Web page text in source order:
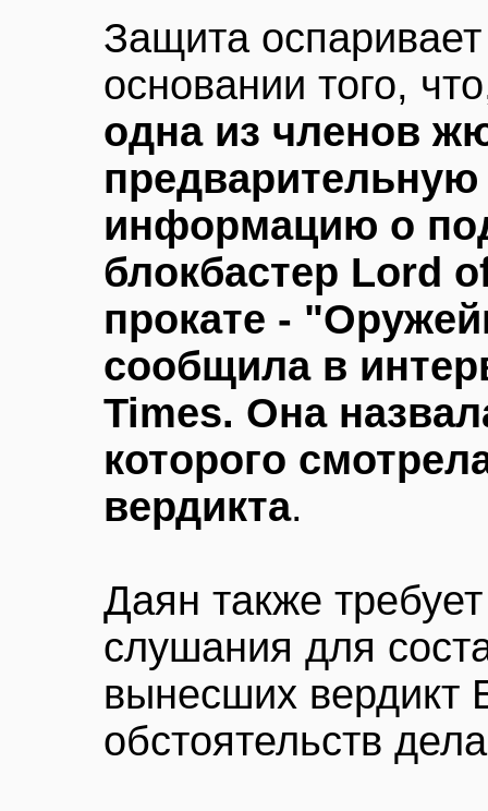
Защита
основании того,
одна из членов
информацию о
блокбастер Lord
прокате -
сообщила в
Times. Она
которого
вердикта.
Даян также
слушания для
вынесших вердикт
обстоятельств